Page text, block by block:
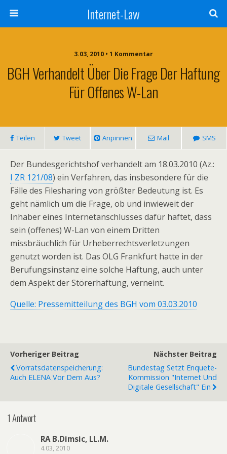
Internet-Law
3.03, 2010 • 1 Kommentar
BGH Verhandelt Über Die Frage Der Haftung
Für Offenes W-Lan
Teilen Tweet Anpinnen Mail SMS
Der Bundesgerichtshof verhandelt am 18.03.2010 (Az.:
I ZR 121/08) ein Verfahren, das insbesondere für die
Fälle des Filesharing von größter Bedeutung ist. Es
geht nämlich um die Frage, ob und inwieweit der
Inhaber eines Internetanschlusses dafür haftet, dass
sein (offenes) W-Lan von einem Dritten
missbräuchlich für Urheberrechtsverletzungen
genutzt worden ist. Das OLG Frankfurt hatte in der
Berufungsinstanz eine solche Haftung, auch unter
dem Aspekt der Störerhaftung, verneint.
Quelle: Pressemitteilung des BGH vom 03.03.2010
Vorheriger Beitrag
Vorratsdatenspeicherung:
Auch ELENA Vor Dem Aus?
Nächster Beitrag
Bundestag Setzt Enquete-
Kommission "Internet Und
Digitale Gesellschaft" Ein
1 Antwort
RA B.Dimsic, LL.M.
4.03, 2010